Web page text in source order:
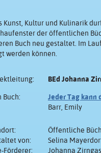
Kultur und Kulinarik
der öffentlichen
Buch neu gestaltet. Im
werden können.
BEd Johanna
Buch:
Jeder Tag kann
Barr, Emily
Öffentliche
von:
Selina
Förderer:
Johanna